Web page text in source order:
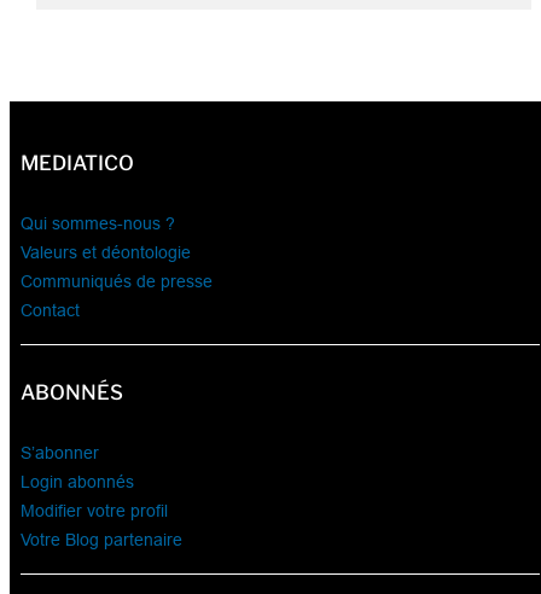
MEDIATICO
Qui sommes-nous ?
Valeurs et déontologie
Communiqués de presse
Contact
ABONNÉS
S’abonner
Login abonnés
Modifier votre profil
Votre Blog partenaire